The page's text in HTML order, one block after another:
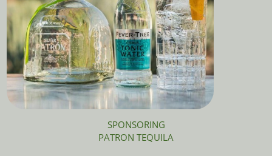
SPONSORING
PATRON TEQUILA